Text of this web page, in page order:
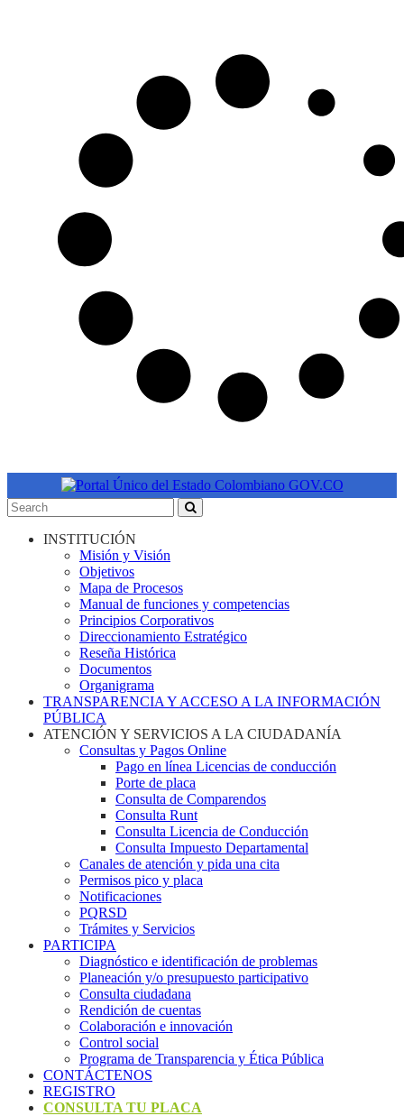
INSTITUCIÓN
Misión y Visión
Objetivos
Mapa de Procesos
Manual de funciones y competencias
Principios Corporativos
Direccionamiento Estratégico
Reseña Histórica
Documentos
Organigrama
TRANSPARENCIA Y ACCESO A LA INFORMACIÓN
PÚBLICA
ATENCIÓN Y SERVICIOS A LA CIUDADANÍA
Consultas y Pagos Online
Pago en línea Licencias de conducción
Porte de placa
Consulta de Comparendos
Consulta Runt
Consulta Licencia de Conducción
Consulta Impuesto Departamental
Canales de atención y pida una cita
Permisos pico y placa
Notificaciones
PQRSD
Trámites y Servicios
PARTICIPA
Diagnóstico e identificación de problemas
Planeación y/o presupuesto participativo​
Consulta ciudadana
Rendición de cuentas
Colaboración e innovación
Control social
Programa de Transparencia y Ética Pública
CONTÁCTENOS
REGISTRO
CONSULTA TU PLACA